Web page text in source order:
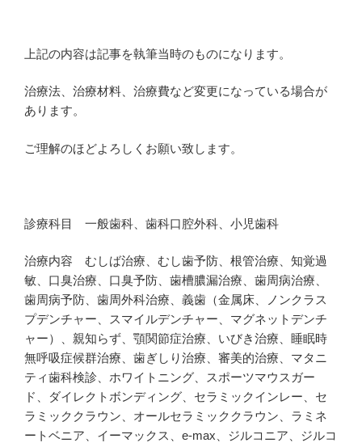
上記の内容は記事を執筆当時のものになります。
治療法、治療材料、治療費など変更になっている場合が
あります。
ご理解のほどよろしくお願い致します。
診療科目 一般歯科、歯科口腔外科、小児歯科
治療内容 むしば治療、むし歯予防、根管治療、知覚過
敏、口臭治療、口臭予防、歯槽膿漏治療、歯周病治療、
歯周病予防、歯周外科治療、義歯（金属床、ノンクラス
プデンチャー、スマイルデンチャー、マグネットデンチ
ャー）、親知らず、顎関節症治療、いびき治療、睡眠時
無呼吸症候群治療、歯ぎしり治療、審美的治療、マタニ
ティ歯科検診、ホワイトニング、スポーツマウスガー
ド、ダイレクトボンディング、セラミックインレー、セ
ラミッククラウン、オールセラミッククラウン、ラミネ
ートベニア、イーマックス、e-max、ジルコニア、ジルコ